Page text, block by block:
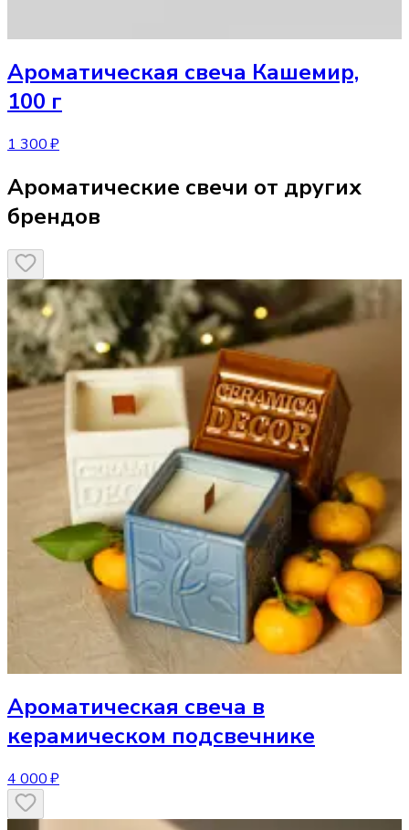
Ароматическая свеча Кашемир,
100 г
1 300 ₽
Ароматические свечи от других
брендов
Ароматическая свеча в
керамическом подсвечнике
4 000 ₽